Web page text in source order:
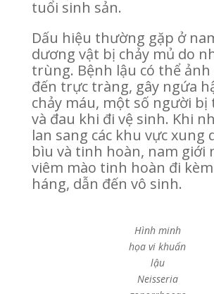
tuổi sinh sản.
Dấu hiệu thường gặp ở
dương vật bị chảy mủ do
trùng. Bệnh lậu có thể
đến trực tràng, gây ngứa
chảy máu, một số người bị
và đau khi đi vệ sinh. Khi
lan sang các khu vực xung
bìu và tinh hoàn, nam giới
viêm mào tinh hoàn đi
háng, dẫn đến vô sinh.
Hình minh
họa vi khuẩn
lậu
Neisseria